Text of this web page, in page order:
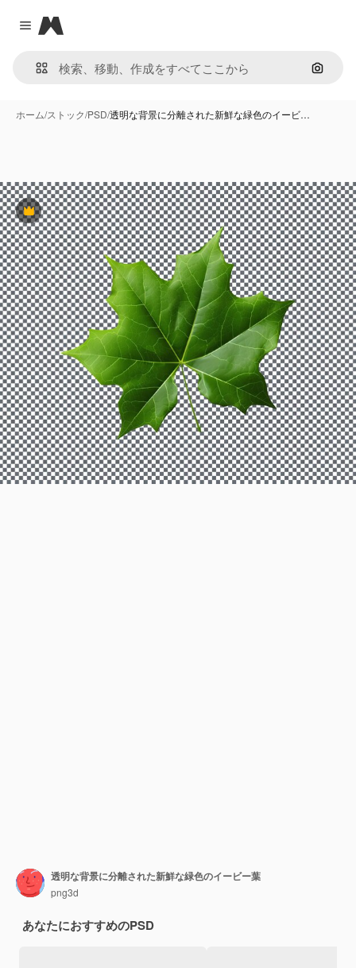
Close menu
Magnific
画像で
ホーム/ストック/PSD/透明な背景に分離された新鮮な緑色のイービ…
Premium
透明な背景に分離された新鮮な緑色のイービー葉
png3d
あなたにおすすめのPSD